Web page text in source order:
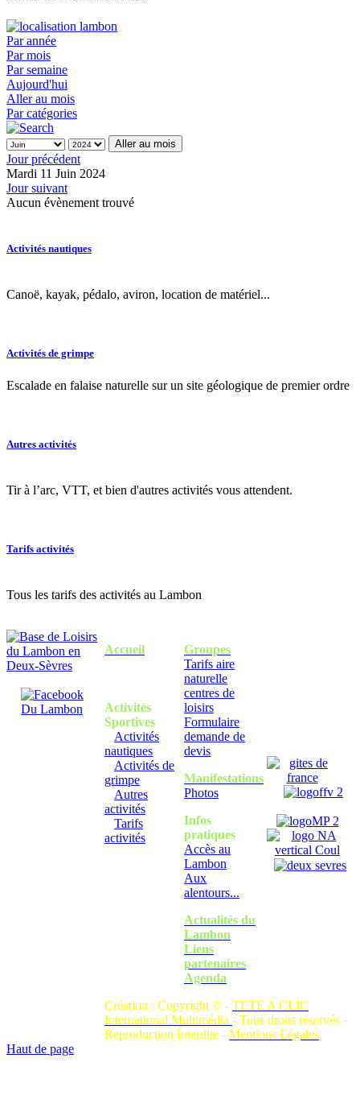
Par année
Par mois
Par semaine
Aujourd'hui
Aller au mois
Par catégories
Aller au mois
Jour précédent
Mardi 11 Juin 2024
Jour suivant
Aucun évènement trouvé
Activités nautiques
Canoë, kayak, pédalo, aviron, location de matériel...
Activités de grimpe
Escalade en falaise naturelle sur un site géologique de premier ordre
Autres activités
Tir à l’arc, VTT, et bien d'autres activités vous attendent.
Tarifs activités
Tous les tarifs des activités au Lambon
Accueil
Activités
Sportives
Activités
nautiques
Activités de
grimpe
Autres
activités
Tarifs
activités
Groupes
Tarifs aire
naturelle
centres de
loisirs
Formulaire
demande de
devis
Manifestations
Photos
Infos
pratiques
Accès au
Lambon
Aux
alentours...
Actualités du
Lambon
Liens
partenaires
Agenda
Création : Copyright © - TETE A CLIC
International Multimédia - Tous droits réservés -
Reproduction Interdite - Mentions Légales
Haut de page